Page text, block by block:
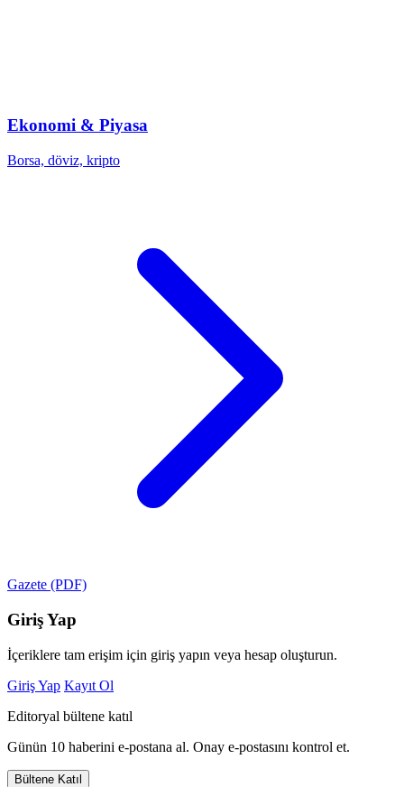
Ekonomi & Piyasa
Borsa, döviz, kripto
Gazete (PDF)
Giriş Yap
İçeriklere tam erişim için giriş yapın veya hesap oluşturun.
Giriş Yap Kayıt Ol
Editoryal bültene katıl
Günün 10 haberini e-postana al. Onay e-postasını kontrol et.
Bültene Katıl